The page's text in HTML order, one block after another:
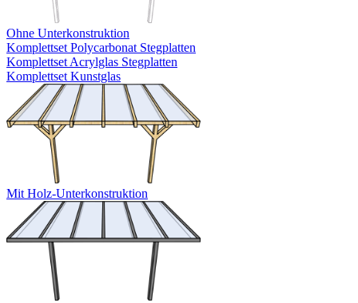
Ohne Unterkonstruktion
Komplettset Polycarbonat Stegplatten
Komplettset Acrylglas Stegplatten
Komplettset Kunstglas
Mit Holz-Unterkonstruktion